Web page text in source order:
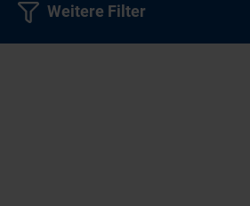
Weitere Filter